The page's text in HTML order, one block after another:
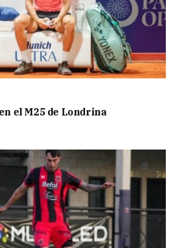
el M25 de Londrina